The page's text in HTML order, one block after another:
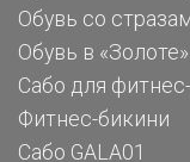
Обувь со
Обувь в «Золоте»
Сабо для
Фитнес-бикини
Сабо GALA01